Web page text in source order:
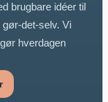
brugbare idéer til
gør-det-selv. Vi
hverdagen